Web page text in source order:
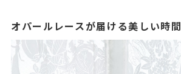
オパールレースが届ける美しい時間